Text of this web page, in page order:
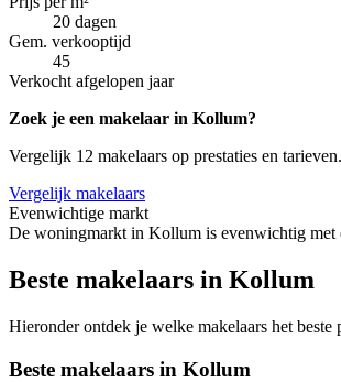
20 dagen
Gem. verkooptijd
45
Verkocht afgelopen jaar
Zoek je een makelaar in Kollum?
Vergelijk 12 makelaars op prestaties en tarieven.
Vergelijk makelaars
Evenwichtige markt
De woningmarkt in Kollum is evenwichtig met
Beste makelaars in Kollum
Hieronder ontdek je welke makelaars het
Beste makelaars in Kollum